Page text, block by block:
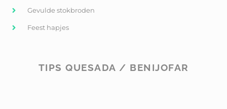
Gevulde stokbroden
Feest hapjes
TIPS QUESADA / BENIJOFAR